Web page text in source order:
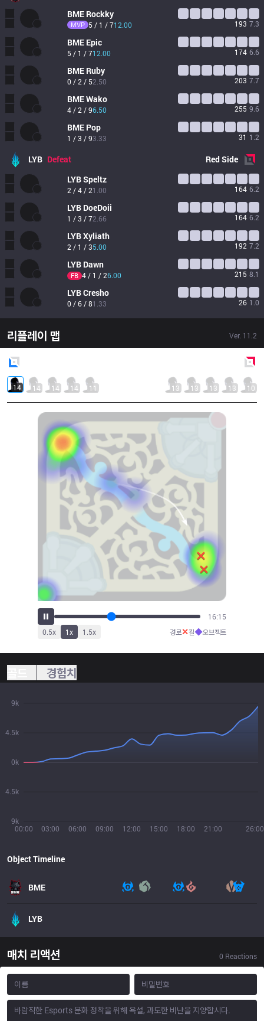
BME Rockky
MVP 5 / 1 / 712.00 193 7.3
BME Epic
5 / 1 / 712.00 174 6.6
BME Ruby
0 / 2 / 52.50 203 7.7
BMEWako
4 / 2 / 96.50 255 9.6
BME Pop
1 / 3 / 93.33 31 1.2
LYB Defeat RedSide
LYBSpeltz
2 / 4 / 21.00 164 6.2
LYB DoeDoii
1 / 3 / 72.66 164 6.2
LYBXyliath
2 / 1 / 35.00 192 7.2
LYB Dawn
FB 4 / 1 / 26.00 215 8.1
LYBCresho
0 / 6 / 81.33 26 1.0
리플레이 맵 Ver. 11.2
14 14 14 14 11 13 13 13 13 10
17:51
0.5x 1x 1.5x 경로✕킬◆오브젝트
경험치
00:00 03:00 06:00 09:00 12:00 15:00 18:00 21:00 26:00
9k
4.5k
0k
4.5k
9k
Object Timeline
BME
LYB
매치 리액션 0 Reactions